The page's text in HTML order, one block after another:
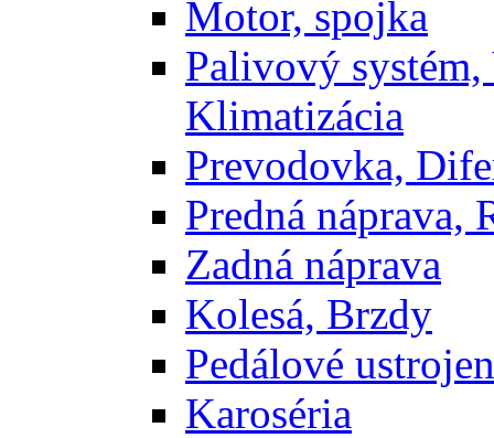
Motor, spojka
Palivový
Klimatizácia
Prevodovka,
Predná náprava,
Zadná náprava
Kolesá, Brzdy
Pedálové
Karoséria